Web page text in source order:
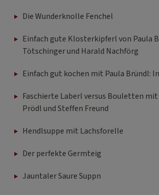
Die Wunderknolle Fenchel
Einfach gute Klosterkipferl von Paula
Tötschinger und Harald Nachförg
Einfach gut kochen mit Paula Bründl:
Faschierte Laberl versus Bouletten
Prödl und Steffen Freund
Hendlsuppe mit Lachsforelle
Der perfekte Germteig
Jauntaler Saure Suppn